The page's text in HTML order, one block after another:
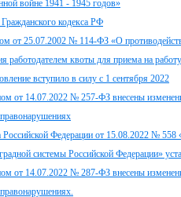
войне 1941 - 1945 годов»
кодекса РФ
от 25.07.2002 № 114-ФЗ «О
работодателем квоты для приема на
вступило в силу с 1 сентября 2022
от 14.07.2022 № 257-ФЗ внесены
Федерации от 15.08.2022 № 558
системы Российской Федерации»
от 14.07.2022 № 287-ФЗ внесены